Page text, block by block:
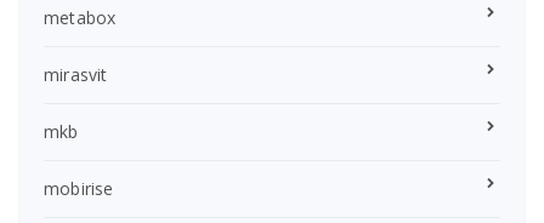
metabox
mirasvit
mkb
mobirise